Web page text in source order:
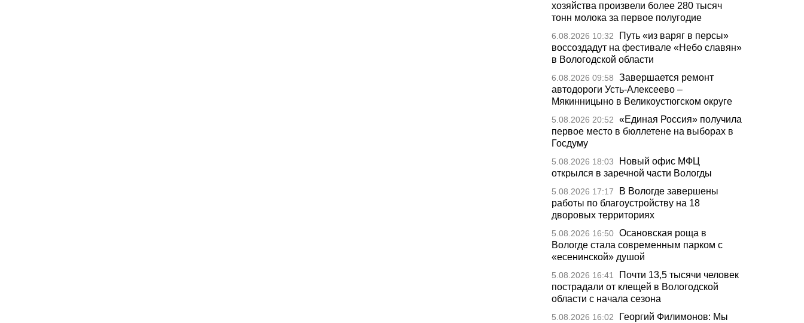
хозяйства произвели более 280 тысяч
тонн молока за первое полугодие
6.08.2026 10:32
Путь «из варяг в персы»
воссоздадут на фестивале «Небо славян»
в Вологодской области
6.08.2026 09:58
Завершается ремонт
автодороги Усть-Алексеево –
Мякинницыно в Великоустюгском округе
5.08.2026 20:52
«Единая Россия» получила
первое место в бюллетене на выборах в
Госдуму
5.08.2026 18:03
Новый офис МФЦ
открылся в заречной части Вологды
5.08.2026 17:17
В Вологде завершены
работы по благоустройству на 18
дворовых территориях
5.08.2026 16:50 Осановская роща в
Вологде стала современным парком с
«есенинской» душой
5.08.2026 16:41
Почти 13,5 тысячи человек
пострадали от клещей в Вологодской
области с начала сезона
5.08.2026 16:02
Георгий Филимонов: Мы